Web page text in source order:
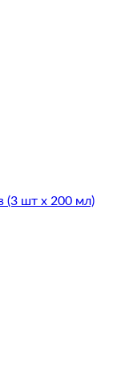
(3 шт x 200 мл)